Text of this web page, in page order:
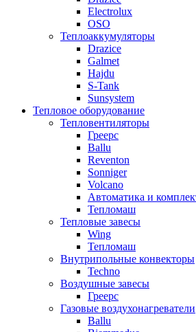
Electrolux
OSO
Теплоаккумуляторы
Drazice
Galmet
Hajdu
S-Tank
Sunsystem
Тепловое оборудование
Тепловентиляторы
Греерс
Ballu
Reventon
Sonniger
Volcano
Автоматика и
Тепломаш
Тепловые завесы
Wing
Тепломаш
Внутрипольные конвекторы
Techno
Воздушные завесы
Греерс
Газовые воздухонагреватели
Ballu